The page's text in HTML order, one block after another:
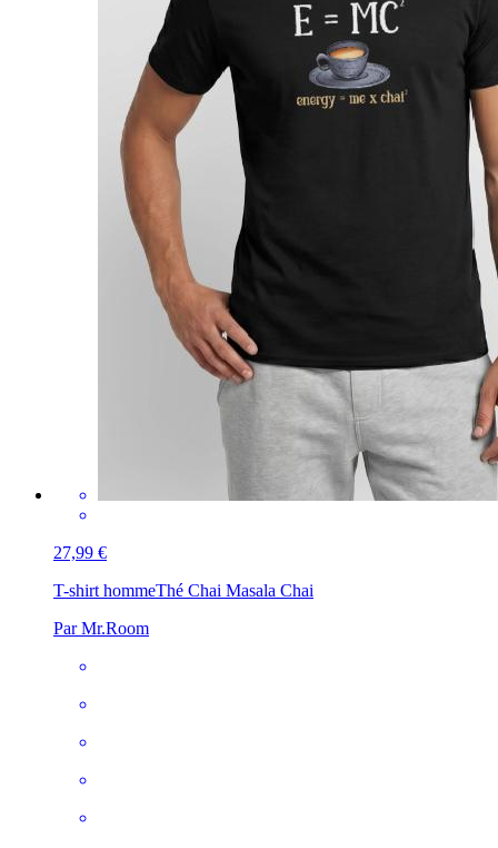
27,99 €
T-shirt hommeThé Chai Masala Chai
Par Mr.Room